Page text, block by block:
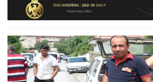
İstişare Buluşması
Ziyaret Etti
14:26 Geleceğin Üreticileri Tarım